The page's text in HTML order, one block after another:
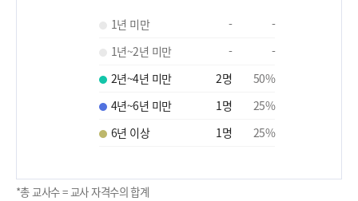
1년 미만 -
-
1년~2년 미만
-
-
2년~4년 미만
2명 50%
4년~6년 미만
1명 25%
6년 이상
1명 25%
*총 교사수 = 교사 자격수의 합계